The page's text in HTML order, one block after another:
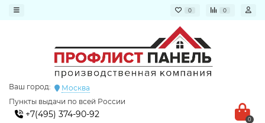
0 0
Ваш город:
Москва
Пункты выдачи по всей России
+7(495) 374-90-92
0